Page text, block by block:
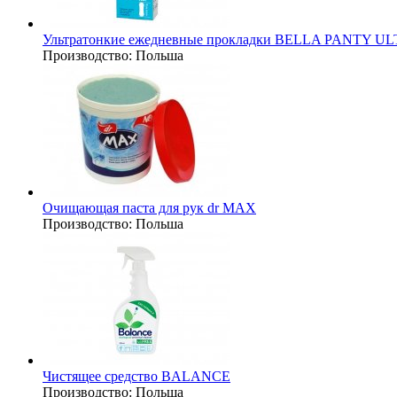
Ультратонкие ежедневные прокладки BELLA PANTY
Производство: Польша
Очищающая паста для рук dr MAX
Производство: Польша
Чистящее средство BALANCE
Производство: Польша